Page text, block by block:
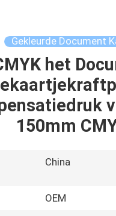
Gekleurde Document
het
150mm
China
OEM